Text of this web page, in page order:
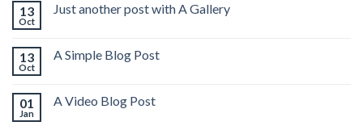
13
Oct
Just another post with A Gallery
13
Oct
A Simple Blog Post
01
Jan
A Video Blog Post